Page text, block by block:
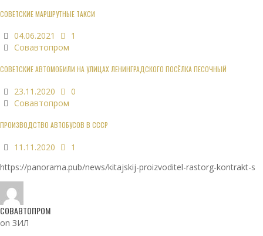
СОВЕТСКИЕ МАРШРУТНЫЕ ТАКСИ
04.06.2021
1
Совавтопром
СОВЕТСКИЕ АВТОМОБИЛИ НА УЛИЦАХ ЛЕНИНГРАДСКОГО ПОСЁЛКА ПЕСОЧНЫЙ
23.11.2020
0
Совавтопром
ПРОИЗВОДСТВО АВТОБУСОВ В СССР
11.11.2020
1
https://panorama.pub/news/kitajskij-proizvoditel-rastorg-kontrakt-s
СОВАВТОПРОМ
on ЗИЛ